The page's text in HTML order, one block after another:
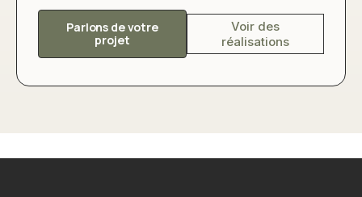
Parlons de votre
projet
Voir des
réalisations